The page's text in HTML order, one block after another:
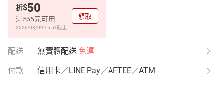
折$50
滿555元可用
2026/08/09 15:59截止
領取
配送 無實體配送 免運
付款 信用卡／LINE Pay／AFTEE／ATM